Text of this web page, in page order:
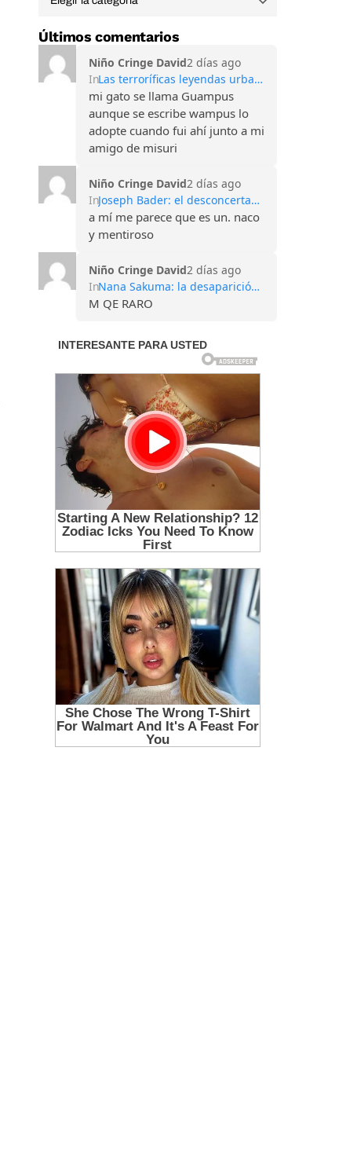
Últimos comentarios
Niño Cringe David2 días ago
In
Las terroríficas leyendas urbanas de las Montañas Apalaches
mi gato se llama Guampus
aunque se escribe wampus lo
adopte cuando fui ahí junto a mi
amigo de misuri
Niño Cringe David2 días ago
In
Joseph Bader: el desconcertante caso del hombre que perdió todos sus recuerdos
a mí me parece que es un. naco
y mentiroso
Niño Cringe David2 días ago
In
Nana Sakuma: la desaparición que conmocionó Japón y sigue sin explicación
M QE RARO